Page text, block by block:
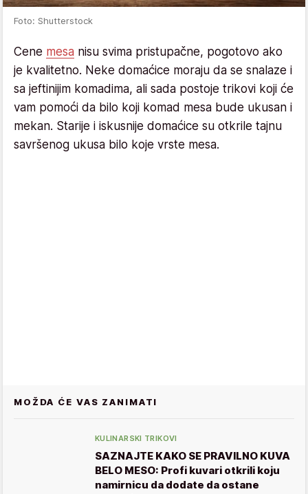
Foto: Shutterstock
Cene mesa nisu svima pristupačne, pogotovo ako
je kvalitetno. Neke domaćice moraju da se snalaze i
sa jeftinijim komadima, ali sada postoje trikovi koji će
vam pomoći da bilo koji komad mesa bude ukusan i
mekan. Starije i iskusnije domaćice su otkrile tajnu
savršenog ukusa bilo koje vrste mesa.
MOŽDA ĆE VAS ZANIMATI
KULINARSKI TRIKOVI
SAZNAJTE KAKO SE PRAVILNO KUVA
BELO MESO: Profi kuvari otkrili koju
namirnicu da dodate da ostane